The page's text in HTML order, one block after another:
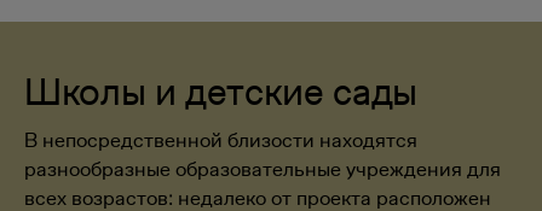
Школы и детские сады
В непосредственной близости находятся
разнообразные образовательные учреждения для
всех возрастов: недалеко от проекта расположен